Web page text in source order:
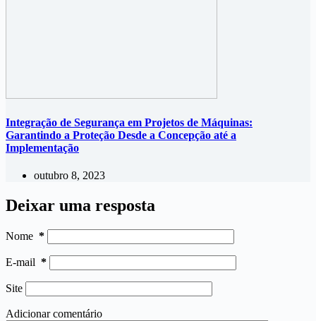
Integração de Segurança em Projetos de Máquinas:
Garantindo a Proteção Desde a Concepção até a
Implementação
outubro 8, 2023
Deixar uma resposta
Nome *
E-mail *
Site
Adicionar comentário